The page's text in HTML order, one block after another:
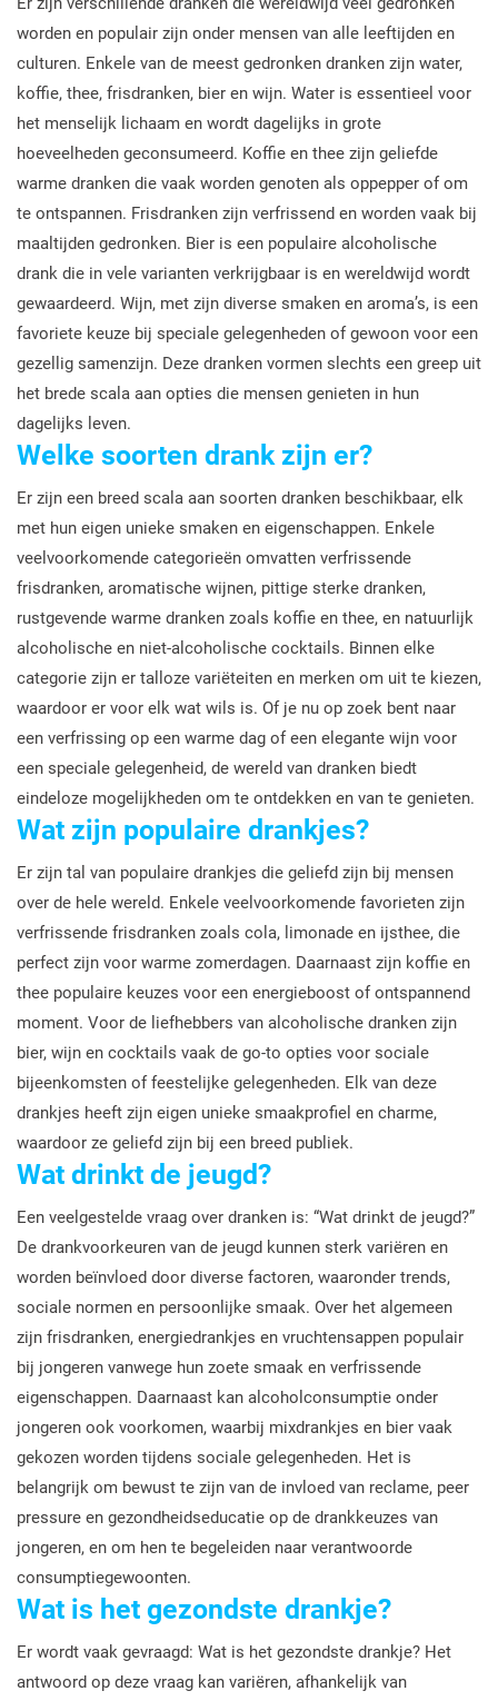
worden en populair zijn onder mensen van alle leeftijden en
culturen. Enkele van de meest gedronken dranken zijn water,
koffie, thee, frisdranken, bier en wijn. Water is essentieel voor
het menselijk lichaam en wordt dagelijks in grote
hoeveelheden geconsumeerd. Koffie en thee zijn geliefde
warme dranken die vaak worden genoten als oppepper of om
te ontspannen. Frisdranken zijn verfrissend en worden vaak bij
maaltijden gedronken. Bier is een populaire alcoholische
drank die in vele varianten verkrijgbaar is en wereldwijd wordt
gewaardeerd. Wijn, met zijn diverse smaken en aroma’s, is een
favoriete keuze bij speciale gelegenheden of gewoon voor een
gezellig samenzijn. Deze dranken vormen slechts een greep uit
het brede scala aan opties die mensen genieten in hun
dagelijks leven.
Welke soorten drank zijn er?
Er zijn een breed scala aan soorten dranken beschikbaar, elk
met hun eigen unieke smaken en eigenschappen. Enkele
veelvoorkomende categorieën omvatten verfrissende
frisdranken, aromatische wijnen, pittige sterke dranken,
rustgevende warme dranken zoals koffie en thee, en natuurlijk
alcoholische en niet-alcoholische cocktails. Binnen elke
categorie zijn er talloze variëteiten en merken om uit te kiezen,
waardoor er voor elk wat wils is. Of je nu op zoek bent naar
een verfrissing op een warme dag of een elegante wijn voor
een speciale gelegenheid, de wereld van dranken biedt
eindeloze mogelijkheden om te ontdekken en van te genieten.
Wat zijn populaire drankjes?
Er zijn tal van populaire drankjes die geliefd zijn bij mensen
over de hele wereld. Enkele veelvoorkomende favorieten zijn
verfrissende frisdranken zoals cola, limonade en ijsthee, die
perfect zijn voor warme zomerdagen. Daarnaast zijn koffie en
thee populaire keuzes voor een energieboost of ontspannend
moment. Voor de liefhebbers van alcoholische dranken zijn
bier, wijn en cocktails vaak de go-to opties voor sociale
bijeenkomsten of feestelijke gelegenheden. Elk van deze
drankjes heeft zijn eigen unieke smaakprofiel en charme,
waardoor ze geliefd zijn bij een breed publiek.
Wat drinkt de jeugd?
Een veelgestelde vraag over dranken is: “Wat drinkt de jeugd?”
De drankvoorkeuren van de jeugd kunnen sterk variëren en
worden beïnvloed door diverse factoren, waaronder trends,
sociale normen en persoonlijke smaak. Over het algemeen
zijn frisdranken, energiedrankjes en vruchtensappen populair
bij jongeren vanwege hun zoete smaak en verfrissende
eigenschappen. Daarnaast kan alcoholconsumptie onder
jongeren ook voorkomen, waarbij mixdrankjes en bier vaak
gekozen worden tijdens sociale gelegenheden. Het is
belangrijk om bewust te zijn van de invloed van reclame, peer
pressure en gezondheidseducatie op de drankkeuzes van
jongeren, en om hen te begeleiden naar verantwoorde
consumptiegewoonten.
Wat is het gezondste drankje?
Er wordt vaak gevraagd: Wat is het gezondste drankje? Het
antwoord op deze vraag kan variëren, afhankelijk van